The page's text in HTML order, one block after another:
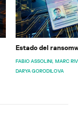
Estado del
FABIO ASSOLINI MARC
DARYA GORODILOVA